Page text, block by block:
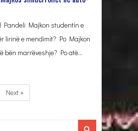
Pandeli Majkon studentin e
lirinë e mendimit? Po Majkon
bën marrëveshje? Po atë…
Next »